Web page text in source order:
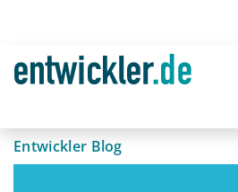
Entwickler Blog